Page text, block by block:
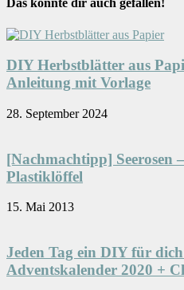
Das könnte dir auch gefallen!
DIY Herbstblätter aus
Anleitung mit Vorlage
28. September 2024
[Nachmachtipp] Seerosen
Plastiklöffel
15. Mai 2013
Jeden Tag ein DIY für
Adventskalender 2020 +